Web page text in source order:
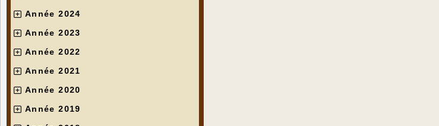
Année 2024
Année 2023
Année 2022
Année 2021
Année 2020
Année 2019